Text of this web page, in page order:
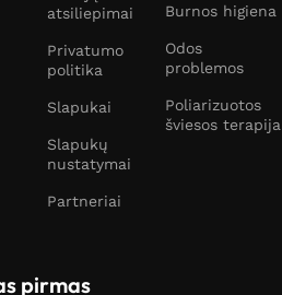
atsiliepimai
Privatumo
politika
Slapukai
Slapukų
nustatymai
Partneriai
Burnos higiena
Odos
problemos
Poliarizuotos
šviesos terapija
pirmas